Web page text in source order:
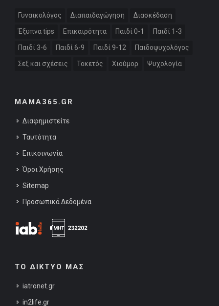
Γυναικολόγος Διαπαιδαγώγηση Διασκέδαση
Έξυπνα tips Επικαιρότητα Παιδί 0-1 Παιδί 1-3
Παιδί 3-6 Παιδί 6-9 Παιδί 9-12 Παιδοψυχολόγος
Σεξ και σχέσεις Τοκετός Χιούμορ Ψυχολογία
MAMA365.GR
Διαφημιστείτε
Ταυτότητα
Επικοινωνία
Όροι Χρήσης
Sitemap
Προσωπικά Δεδομένα
ΤΟ ΔΙΚΤΥΟ ΜΑΣ
iatronet.gr
in2life.gr